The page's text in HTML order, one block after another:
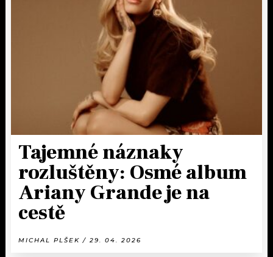
Tajemné náznaky
rozluštěny: Osmé album
Ariany Grande je na
cestě
MICHAL PLŠEK / 29. 04. 2026